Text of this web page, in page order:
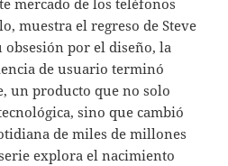
muestra el regreso de Steve
obsesión por el diseño, la
de usuario terminó
un producto que no solo
sino que cambió
de miles de millones
explora el nacimiento